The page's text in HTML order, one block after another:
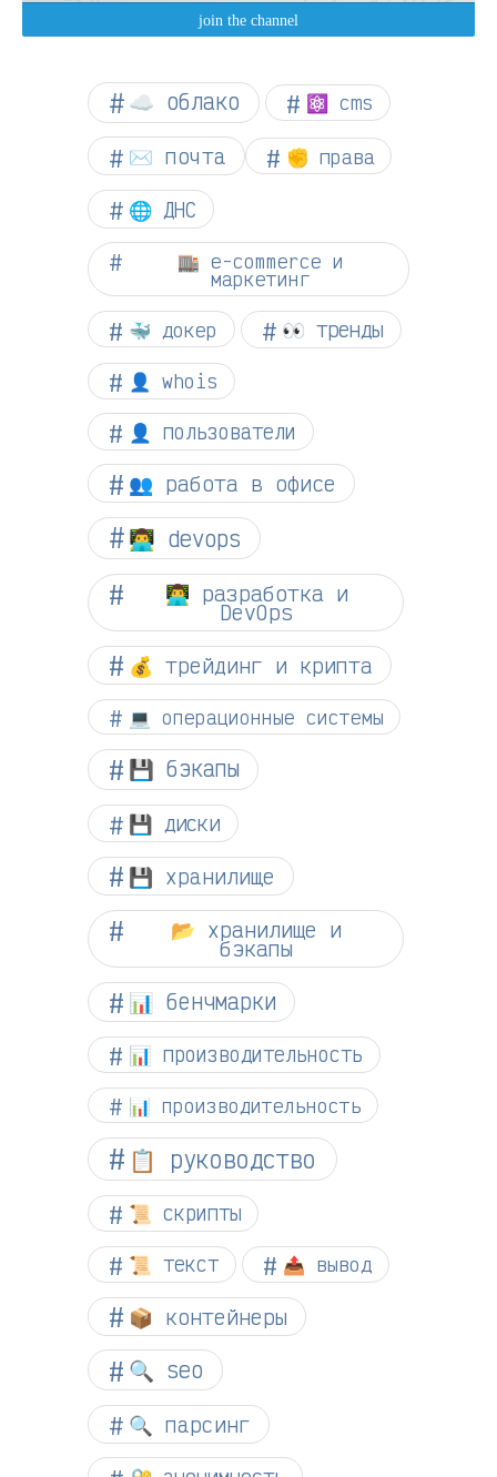
☁︎ облако ⚛ cms
✉️ почта ✊ права
🌐 ДНС
🏬 e-commerce и
маркетинг
🐳 докер 👀 тренды
👤 whois
👤 пользователи
👥 работа в офисе
👨‍💻 devops
👨‍💻 разработка и
DevOps
💰 трейдинг и крипта
💻 операционные системы
💾 бэкапы
💾 диски
💾 хранилище
📂 хранилище и
бэкапы
📊 бенчмарки
📊 производительность
📊 производительность
📋 руководство
📜 скрипты
📜 текст 📤 вывод
📦 контейнеры
🔍 seo
🔍 парсинг